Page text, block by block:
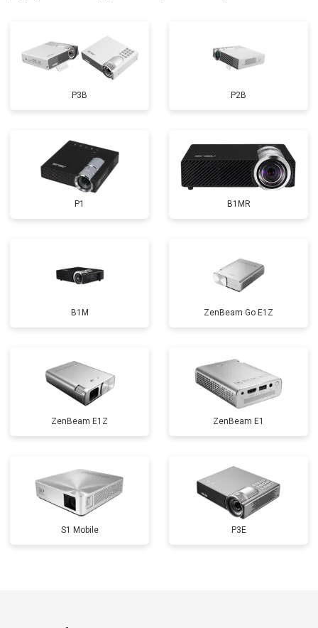
P3B P2B
P1 B1MR
B1M ZenBeam Go E1Z
ZenBeam E1Z ZenBeam E1
S1 Mobile P3E